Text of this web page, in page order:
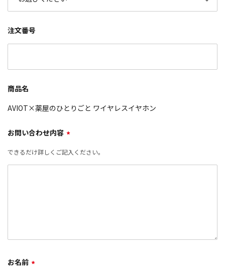
注文番号
商品名
AVIOT×薬屋のひとりごと ワイヤレスイヤホン
お問い合わせ内容 *
できるだけ詳しくご記入ください。
お名前 *